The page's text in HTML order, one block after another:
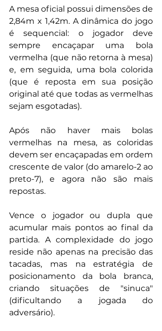
A mesa oficial possui dimensões de
2,84m x 1,42m. A dinâmica do jogo
é sequencial: o jogador deve
sempre encaçapar uma bola
vermelha (que não retorna à mesa)
e, em seguida, uma bola colorida
(que é reposta em sua posição
original até que todas as vermelhas
sejam esgotadas).
Após não haver mais bolas
vermelhas na mesa, as coloridas
devem ser encaçapadas em ordem
crescente de valor (do amarelo-2 ao
preto-7), e agora não são mais
repostas.
Vence o jogador ou dupla que
acumular mais pontos ao final da
partida. A complexidade do jogo
reside não apenas na precisão das
tacadas, mas na estratégia de
posicionamento da bola branca,
criando situações de "sinuca"
(dificultando a jogada do
adversário).